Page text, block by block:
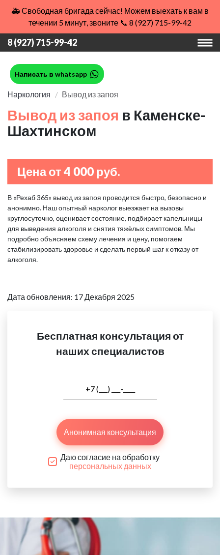
🚑 Свободная бригада сейчас! Можем выехать к вам в
течении 5 минут, звоните 📞 8 (927) 715-99-42
8 (927) 715-99-42
Написать в whatsapp
Наркология Вывод из запоя
Вывод из запоя в Каменске-
Шахтинском
Цена от 4 000 руб.
В «Рехаб 365» вывод из запоя проводится быстро, безопасно и
анонимно. Наш опытный нарколог выезжает на вызовы
круглосуточно, оценивает состояние, подбирает капельницы
для выведения алкоголя и снятия тяжёлых симптомов. Мы
подробно объясняем схему лечения и цену, помогаем
стабилизировать здоровье и сделать первый шаг к отказу от
алкоголя.
Дата обновления: 17 Декабря 2025
Бесплатная консультация от
наших специалистов
Анонимная консультация
Даю согласие на обработку
персональных данных